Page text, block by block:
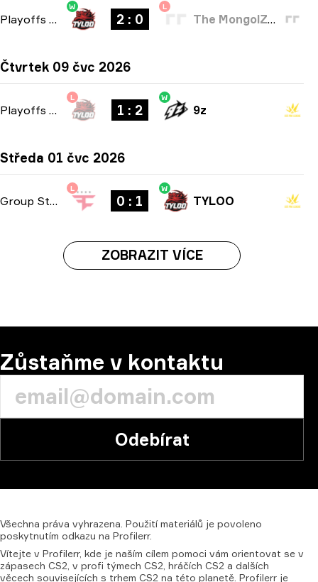
Playoffs bo3
W
2 : 0
L
The MongolZ Academy
Čtvrtek 09 čvc 2026
Playoffs bo3
L
1 : 2
W
9z
Středa 01 čvc 2026
Group Stage -bo1
L
0 : 1
W
TYLOO
ZOBRAZIT VÍCE
Zůstaňme v kontaktu
Odebírat
Všechna práva vyhrazena. Použití materiálů je povoleno
poskytnutím odkazu na Profilerr.
Vítejte v Profilerr, kde je naším cílem pomoci vám orientovat se v
zápasech CS2, v profi týmech CS2, hráčích CS2 a dalších
věcech souvisejících s trhem CS2 na této planetě. Profilerr je